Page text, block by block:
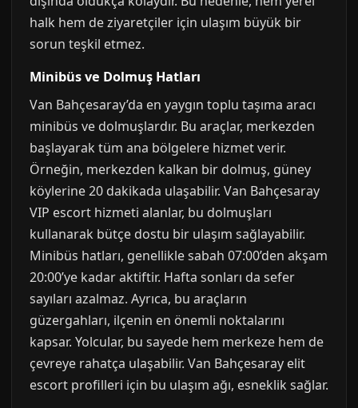
halk hem de ziyaretçiler için ulaşım büyük bir
sorun teşkil etmez.
Minibüs ve Dolmuş Hatları
Van Bahçesaray’da en yaygın toplu taşıma aracı
minibüs ve dolmuşlardır. Bu araçlar, merkezden
başlayarak tüm ana bölgelere hizmet verir.
Örneğin, merkezden kalkan bir dolmuş, güney
köylerine 20 dakikada ulaşabilir. Van Bahçesaray
VIP escort hizmeti alanlar, bu dolmuşları
kullanarak bütçe dostu bir ulaşım sağlayabilir.
Minibüs hatları, genellikle sabah 07:00’den akşam
20:00’ye kadar aktiftir. Hafta sonları da sefer
sayıları azalmaz. Ayrıca, bu araçların
güzergahları, ilçenin en önemli noktalarını
kapsar. Yolcular, bu sayede hem merkeze hem de
çevreye rahatça ulaşabilir. Van Bahçesaray elit
escort profilleri için bu ulaşım ağı, esneklik sağlar.